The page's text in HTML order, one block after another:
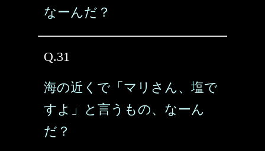
なーんだ？
Q.31
海の近くで「マリさん、塩で
すよ」と言うもの、なーん
だ？